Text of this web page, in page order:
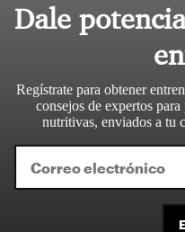
Dale
Regístrate para obtener
consejos de expertos
nutritivas, enviados a tu